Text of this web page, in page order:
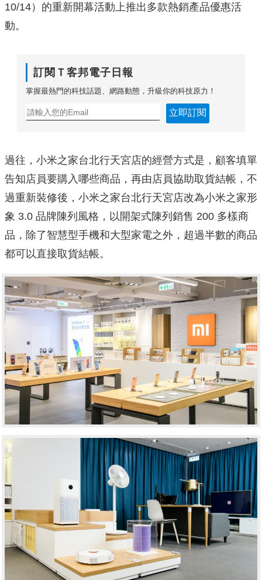
10/14）的重新開幕活動上推出多款熱銷產品優惠活
動。
訂閱Ｔ客邦電子日報
掌握最熱門的科技話題、網路動態，升級你的科技原力！
立即訂閱
過往，小米之家台北行天宮店的經營方式是，顧客填單
告知店員要購入哪些商品，再由店員協助取貨結帳，不
過重新裝修後，小米之家台北行天宮店改為小米之家形
象 3.0 品牌陳列風格，以開架式陳列銷售 200 多樣商
品，除了智慧型手機和大型家電之外，超過半數的商品
都可以直接取貨結帳。